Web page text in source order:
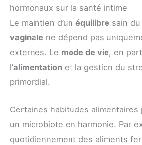
hormonaux sur la santé intime
Le maintien d’un équilibre sain du
vaginale ne dépend pas
externes. Le mode de vie, en
l’alimentation et la gestion du
primordial.
Certaines habitudes
un microbiote en harmonie. Par
quotidiennement des aliments